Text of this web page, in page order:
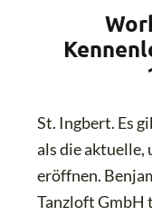
St. Ingbert. Es
als die aktuelle,
eröffnen.
Tanzloft GmbH